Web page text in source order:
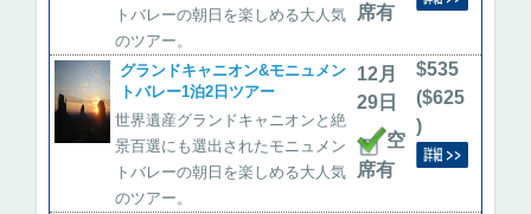
トバレーの朝日を楽しめる大人気
のツアー。
席有
グランドキャニオン&モニュメン
トバレー1泊2日ツアー
世界遺産グランドキャニオンと絶
景百選にも選出されたモニュメン
トバレーの朝日を楽しめる大人気
のツアー。
12月
29日
空
席有
$535
($625
)